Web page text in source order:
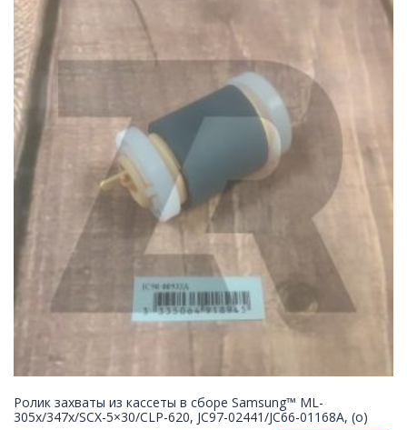
Ролик захваты из кассеты в сборе Samsung™ ML-
305x/347x/SCX-5×30/CLP-620, JC97-02441/JC66-01168A, (o)